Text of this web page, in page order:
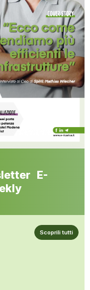
E-
Scoprili tutti